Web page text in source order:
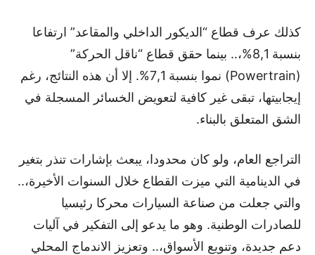
كذلك عرف قطاع “الديكور الداخلي والمقاعد” ارتفاعا
بنسبة 8,1%،.. بينما حقق قطاع “ناقل الحركة”
(Powertrain) نموا بنسبة 7,1%. إلا أن هذه النتائج، رغم
إيجابيتها، تبقى غير كافية لتعويض الخسائر المسجلة في
الشق المتعلق بالبناء.
التراجع العام، ولو كان محدودا، يبعث بإشارات تنذر بتغير
في الدينامية التي ميزت القطاع خلال السنوات الأخيرة،..
والتي جعلت من صناعة السيارات محركا رئيسيا
للصادرات الوطنية. وهو ما يدعو إلى التفكير في آليات
دعم جديدة، وتنويع الأسواق،.. وتعزيز الاندماج المحلي